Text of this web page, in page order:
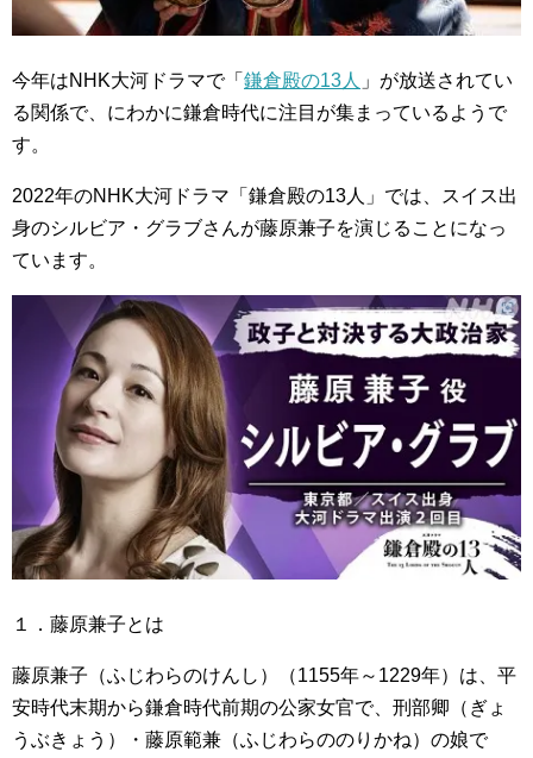
今年はNHK大河ドラマで「 鎌倉殿の13人 」が放送されてい
る関係で、にわかに鎌倉時代に注目が集まっているようで
す。
2022年のNHK大河ドラマ「鎌倉殿の13人」では、スイス出
身のシルビア・グラブさんが藤原兼子を演じることになっ
ています。
１．藤原兼子とは
藤原兼子（ふじわらのけんし）（1155年～1229年）は、平
安時代末期から鎌倉時代前期の公家女官で、刑部卿（ぎょ
うぶきょう）・藤原範兼（ふじわらののりかね）の娘で